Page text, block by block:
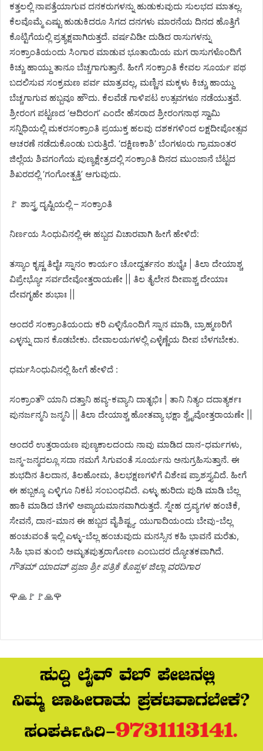
ಕತ್ತಲಲ್ಲಿ ನಾಪತ್ತೆಯಾಗುವ ದನಕರುಗಳನ್ನು ಹುಡುಕುವುದು ಸುಲಭದ ಮಾತಲ್ಲ.
ಕೆಲವೊಮ್ಮೆ ಎಷ್ಟು ಹುಡುಕಿದರೂ ಸಿಗದ ದನಗಳು ಮಾರನೆಯ ದಿನದ ಹೊತ್ತಿಗೆ
ಕೊಟ್ಟಿಗೆಯಲ್ಲಿ ಪ್ರತ್ಯಕ್ಷವಾಗಿರುತ್ತದೆ. ವರ್ಷವಿಡೀ ದುಡಿದ ರಾಸುಗಳನ್ನು
ಸಂಕ್ರಾಂತಿಯಂದು ಸಿಂಗಾರ ಮಾಡುವ ಭೂತಾಯಿಯ ಮಗ ರಾಸುಗಳೊಂದಿಗೆ
ಕಿಚ್ಚು ಹಾಯ್ದು ತಾನೂ ಬೆಚ್ಚಗಾಗುತ್ತಾನೆ. ಹೀಗೆ ಸಂಕ್ರಾಂತಿ ಕೇವಲ ಸೂರ್ಯ ಪಥ
ಬದಲಿಸುವ ಸಂಕ್ರಮಣ ಪರ್ವ ಮಾತ್ರವಲ್ಲ, ಮಣ್ಣಿನ ಮಕ್ಕಳು ಕಿಚ್ಚು ಹಾಯ್ದು
ಬೆಚ್ಚಗಾಗುವ ಹಬ್ಬವೂ ಹೌದು. ಕೆಲವೆಡೆ ಗಾಳಿಪಟ ಉತ್ಸವಗಳೂ ನಡೆಯುತ್ತವೆ.
ಶ್ರೀರಂಗ ಪಟ್ಟಣದ ‘ಆದಿರಂಗ’ ಎಂದೇ ಹೆಸರಾದ ಶ್ರೀರಂಗನಾಥ ಸ್ವಾಮಿ
ಸನ್ನಿಧಿಯಲ್ಲಿ ಮಕರಸಂಕ್ರಾಂತಿ ಪ್ರಯುಕ್ತ ಹಲವು ದಶಕಗಳಿಂದ ಲಕ್ಷದೀಪೋತ್ಸವ
ಆಚರಣೆ ನಡೆದುಕೊಂಡು ಬರುತ್ತಿದೆ. ‘ದಕ್ಷಿಣಕಾಶಿ’ ಬೆಂಗಳೂರು ಗ್ರಾಮಾಂತರ
ಜಿಲ್ಲೆಯ ಶಿವಗಂಗೆಯ ಪುಣ್ಯಕ್ಷೇತ್ರದಲ್ಲಿ ಸಂಕ್ರಾಂತಿ ದಿನದ ಮುಂಜಾನೆ ಬೆಟ್ಟದ
ಶಿಖರದಲ್ಲಿ ‘ಗಂಗೋತ್ಪತ್ತಿ’ ಆಗುವುದು.
🚩 ಶಾಸ್ತ್ರ ದೃಷ್ಟಿಯಲ್ಲಿ – ಸಂಕ್ರಾಂತಿ
ನಿರ್ಣಯ ಸಿಂಧುವಿನಲ್ಲಿ ಈ ಹಬ್ಬದ ವಿಚಾರವಾಗಿ ಹೀಗೆ ಹೇಳಿದೆ:
ತಸ್ಯಾಂ ಕೃಷ್ಣ ತಿಲೈಃ ಸ್ನಾನಂ ಕಾರ್ಯಂ ಚೋದ್ವರ್ತನಂ ಶುಭೈಃ | ತಿಲಾ ದೇಯಾಶ್ಚ
ವಿಪ್ರೇಭ್ಯೋ ಸರ್ವದೇವೋತ್ತರಾಯಣೇ || ತಿಲ ತೈಲೇನ ದೀಪಾಶ್ಚ ದೇಯಾಃ
ದೇವಗೃಹೇ ಶುಭಾಃ ||
ಅಂದರೆ ಸಂಕ್ರಾಂತಿಯಂದು ಕರಿ ಎಳ್ಳಿನೊಂದಿಗೆ ಸ್ನಾನ ಮಾಡಿ, ಬ್ರಾಹ್ಮಣರಿಗೆ
ಎಳ್ಳನ್ನು ದಾನ ಕೊಡಬೇಕು. ದೇವಾಲಯಗಳಲ್ಲಿ ಎಳ್ಳೆಣ್ಣೆಯ ದೀಪ ಬೆಳಗಬೇಕು.
ಧರ್ಮಸಿಂಧುವಿನಲ್ಲಿ ಹೀಗೆ ಹೇಳಿದೆ :
ಸಂಕ್ರಾಂತೌ ಯಾನಿ ದತ್ತಾನಿ ಹವ್ಯ-ಕವ್ಯಾನಿ ದಾತೃಭಿಃ | ತಾನಿ ನಿತ್ಯಂ ದದಾತ್ಯರ್ಕಃ
ಪುನರ್ಜನ್ಮನಿ ಜನ್ಮನಿ || ತಿಲಾ ದೇಯಾಶ್ಚ ಹೋತವ್ಯಾ ಭಕ್ಷಾ ಶ್ಚೈವೋತ್ತರಾಯಣೇ ||
ಅಂದರೆ ಉತ್ತರಾಯಣ ಪುಣ್ಯಕಾಲದಂದು ನಾವು ಮಾಡಿದ ದಾನ-ಧರ್ಮಗಳು,
ಜನ್ಮ-ಜನ್ಮದಲ್ಲೂ ಸದಾ ನಮಗೆ ಸಿಗುವಂತೆ ಸೂರ್ಯನು ಅನುಗ್ರಹಿಸುತ್ತಾನೆ. ಈ
ಶುಭದಿನ ತಿಲದಾನ, ತಿಲಹೋಮ, ತಿಲಭಕ್ಷಣಗಳಿಗೆ ವಿಶೇಷ ಪ್ರಾಶಸ್ತ್ಯವಿದೆ. ಹೀಗೆ
ಈ ಹಬ್ಬಕ್ಕೂ ಎಳ್ಳಿಗೂ ನಿಕಟ ಸಂಬಂಧವಿದೆ. ಎಳ್ಳು ಹುರಿದು ಪುಡಿ ಮಾಡಿ ಬೆಲ್ಲ
ಹಾಕಿ ಮಾಡಿದ ಚಿಗಳಿ ಅಪ್ಯಾಯಮಾನವಾಗಿರುತ್ತದೆ. ಸ್ನೇಹ ದ್ರವ್ಯಗಳ ಹಂಚಿಕೆ,
ಸೇವನೆ, ದಾನ-ಮಾನ ಈ ಹಬ್ಬದ ವೈಶಿಷ್ಟ್ಯ. ಯುಗಾದಿಯಂದು ಬೇವು-ಬೆಲ್ಲ
ಹಂಚುವಂತೆ ಇಲ್ಲಿ ಎಳ್ಳು-ಬೆಲ್ಲ ಹಂಚುವುದು ಮನಸ್ಸಿನ ಕಹಿ ಭಾವನೆ ಮರೆತು,
ಸಿಹಿ ಭಾವ ತುಂಬಿ ಅಮೃತಪುತ್ರರಾಗೋಣ ಎಂಬುದರ ದ್ಯೋತಕವಾಗಿದೆ.
ಗೌತಮ್ ಯಾದವ್ ಪ್ರಜಾ ಶ್ರೀ ಪತ್ರಿಕೆ ಕೊಪ್ಪಳ ಜಿಲ್ಲಾ ವರದಿಗಾರ
🌹🙏🚩🚩🙏🌹